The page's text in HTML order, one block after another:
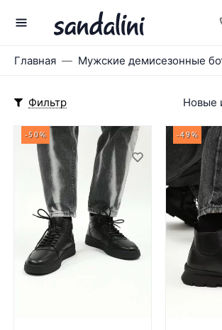
Главная Мужские демисезонные
Фильтр Новые
-50% -49%